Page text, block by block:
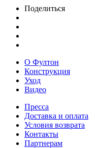
Поделиться
О Фултон
Конструкция
Уход
Видео
Пресса
Доставка и оплата
Условия возврата
Контакты
Партнерам